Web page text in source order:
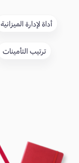
أداة لإدارة الميزانية
ترتيب التأمينات